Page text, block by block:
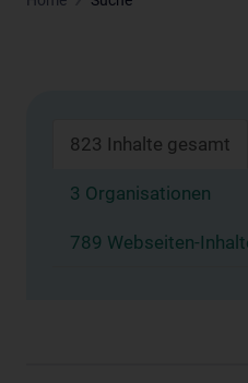
823 Inhalte gesamt
3 Organisationen
789 Webseiten-